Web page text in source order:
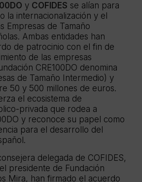
y COFIDES se alían para
la internacionalización y el
Empresas de Tamaño
Ambas entidades han
de patrocinio con el fin de
de las empresas
CRE100DO denomina
de Tamaño Intermedio) y
50 y 500 millones de euros.
el ecosistema de
privada que rodea a
y reconoce su papel como
para el desarrollo del
delegada de COFIDES,
presidente de Fundación
Mira, han firmado el acuerdo